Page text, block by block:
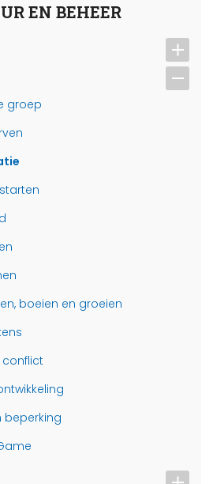
EN BEHEER
groep
boeien en groeien
conflict
beperking